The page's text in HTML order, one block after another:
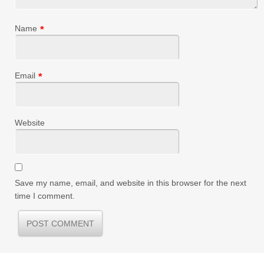
Name *
Email *
Website
Save my name, email, and website in this browser for the next
time I comment.